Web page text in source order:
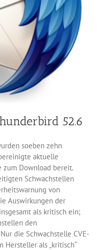
52.6
soeben zehn
aktuelle
Download bereit.
Schwachstellen
von
Auswirkungen der
als kritisch ein;
den
die Schwachstelle CVE-
Hersteller als „kritisch“